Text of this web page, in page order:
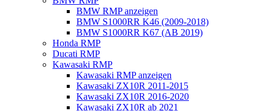
BMW RMP anzeigen
BMW S1000RR K46 (2009-2018)
BMW S1000RR K67 (AB 2019)
Honda RMP
Ducati RMP
Kawasaki RMP
Kawasaki RMP anzeigen
Kawasaki ZX10R 2011-2015
Kawasaki ZX10R 2016-2020
Kawasaki ZX10R ab 2021